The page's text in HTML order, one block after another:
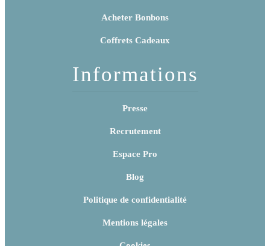
Acheter Bonbons
Coffrets Cadeaux
Informations
Presse
Recrutement
Espace Pro
Blog
Politique de confidentialité
Mentions légales